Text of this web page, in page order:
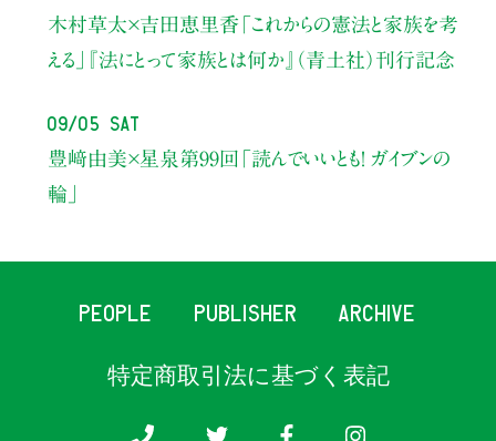
木村草太×吉田恵里香 「これからの憲法と家族を考
える」
『法にとって家族とは何か』（青土社）刊行記念
09/05 Sat
豊﨑由美×星泉 第99回「読んでいいとも！ ガイブンの
輪」
PEOPLE PUBLISHER ARCHIVE
特定商取引法に基づく表記